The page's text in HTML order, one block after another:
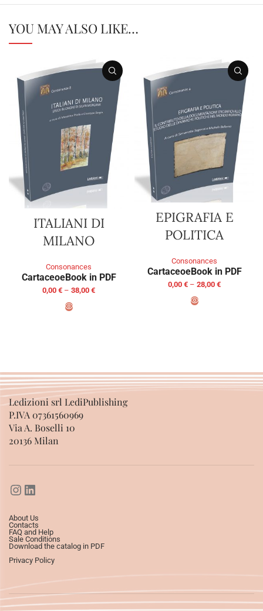
YOU MAY ALSO LIKE…
ITALIANI DI
MILANO
Consonances
CartaceoeBook in PDF
0,00 € – 38,00 €
EPIGRAFIA E
POLITICA
Consonances
CartaceoeBook in PDF
0,00 € – 28,00 €
Ledizioni srl LediPublishing
P.IVA 07361560969
Via A. Boselli 10
20136 Milan
About Us
Contacts
FAQ and Help
Sale Conditions
Download the catalog in PDF
Privacy Policy